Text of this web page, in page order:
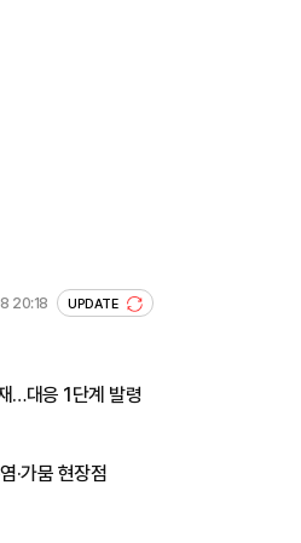
20:18 UPDATE
…대응 1단계 발령
·가뭄 현장점